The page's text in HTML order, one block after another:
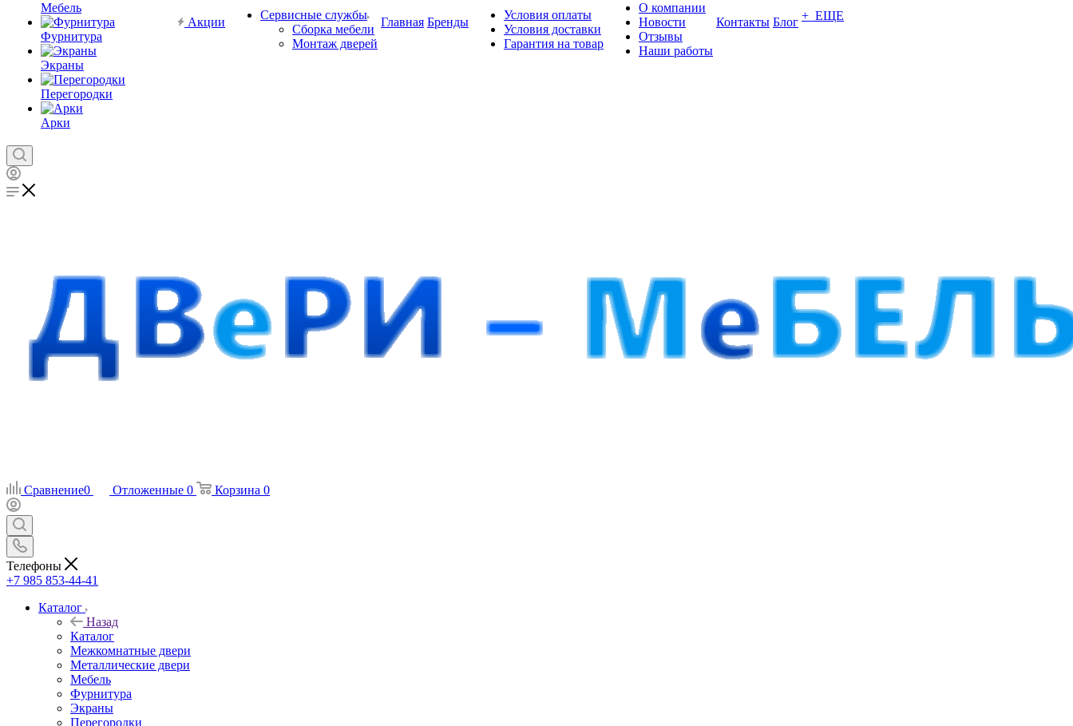
Мебель
Фурнитура
Экраны
Перегородки
Арки
Акции
Сервисные службы
Сборка мебели
Монтаж дверей
Главная Бренды
Условия оплаты
Условия доставки
Гарантия на товар
О компании
Новости
Отзывы
Наши работы
Контакты Блог + ЕЩЕ
Сравнение0 Отложенные 0 Корзина 0
Телефоны
+7 985 853-44-41
Каталог
Назад
Каталог
Межкомнатные двери
Металлические двери
Мебель
Фурнитура
Экраны
Перегородки